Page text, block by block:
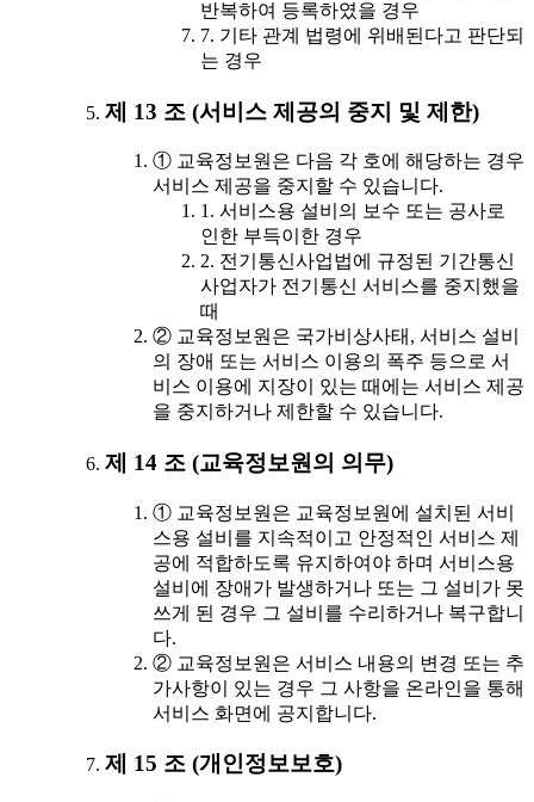
반복하여 등록하였을 경우
7. 기타 관계 법령에 위배된다고 판단되
는 경우
제 13 조 (서비스 제공의 중지 및 제한)
① 교육정보원은 다음 각 호에 해당하는 경우
서비스 제공을 중지할 수 있습니다.
1. 서비스용 설비의 보수 또는 공사로
인한 부득이한 경우
2. 전기통신사업법에 규정된 기간통신
사업자가 전기통신 서비스를 중지했을
때
② 교육정보원은 국가비상사태, 서비스 설비
의 장애 또는 서비스 이용의 폭주 등으로 서
비스 이용에 지장이 있는 때에는 서비스 제공
을 중지하거나 제한할 수 있습니다.
제 14 조 (교육정보원의 의무)
① 교육정보원은 교육정보원에 설치된 서비
스용 설비를 지속적이고 안정적인 서비스 제
공에 적합하도록 유지하여야 하며 서비스용
설비에 장애가 발생하거나 또는 그 설비가 못
쓰게 된 경우 그 설비를 수리하거나 복구합니
다.
② 교육정보원은 서비스 내용의 변경 또는 추
가사항이 있는 경우 그 사항을 온라인을 통해
서비스 화면에 공지합니다.
제 15 조 (개인정보보호)